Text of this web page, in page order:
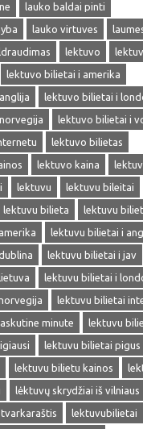
lauko baldai pinti
lauko virtuves
ldraudimas lektuvo
lektuvo bilietai i amerika
lektuvo bilietai i
lektuvo bilietai i
lektuvo bilietas
lektuvo kaina
lektuvu
lektuvu bileitai
lektuvu bilieta
lektuvu
lektuvu bilietai i
lektuvu bilietai i jav
lektuvu bilietai i
lektuvu bilietai
minute
lektuvu
lektuvu bilietai pigus
lektuvu bilietu kainos
lėktuvų skrydžiai iš vilniaus
lektuvubilietai